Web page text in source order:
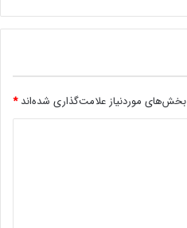
بخش‌های موردنیاز علامت‌گذاری شده‌اند*